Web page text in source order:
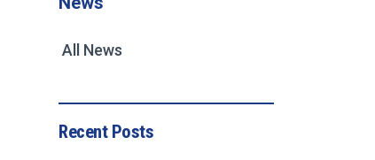
All News
Recent Posts